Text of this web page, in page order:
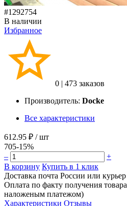
#1292754
В наличии
Избранное
0 | 473 заказов
Производитель: Docke
Все характеристики
612.95 ₽ / шт
705-15%
–
+
В корзину Купить в 1 клик
Доставка почта России или
Оплата по факту получения
наложеным платежом)
Характеристики Отзывы